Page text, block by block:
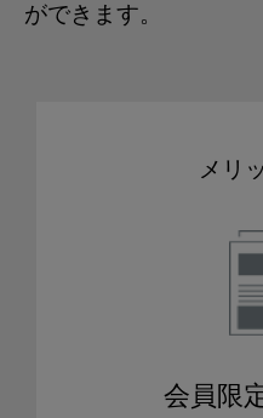
ができます。
メリ
会員限